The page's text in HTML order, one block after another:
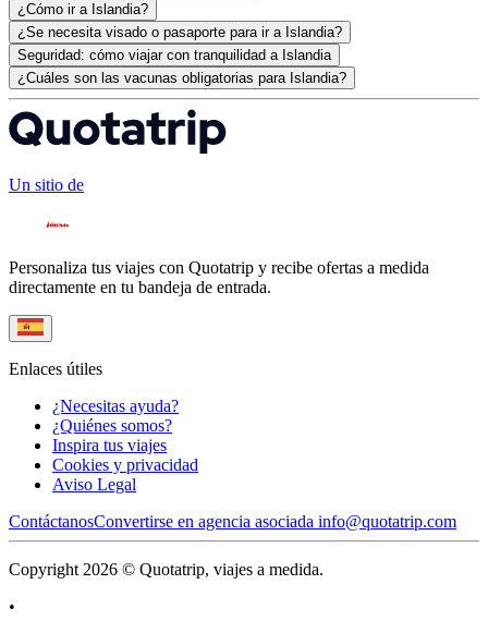
¿Cómo ir a Islandia?
¿Se necesita visado o pasaporte para ir a Islandia?
Seguridad: cómo viajar con tranquilidad a Islandia
¿Cuáles son las vacunas obligatorias para Islandia?
Un sitio de
Personaliza tus viajes con Quotatrip y recibe ofertas a medida
directamente en tu bandeja de entrada.
Enlaces útiles
¿Necesitas ayuda?
¿Quiénes somos?
Inspira tus viajes
Cookies y privacidad
Aviso Legal
ContáctanosConvertirse en agencia asociada info@quotatrip.com
Copyright 2026 © Quotatrip, viajes a medida.
•